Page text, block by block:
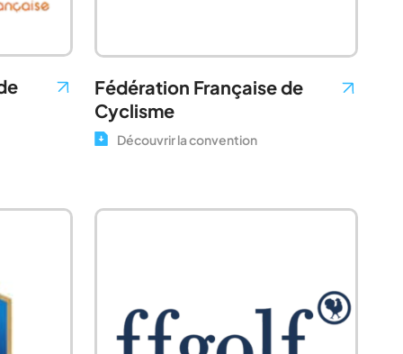
Fédération Française de
Cyclisme
Découvrir la convention